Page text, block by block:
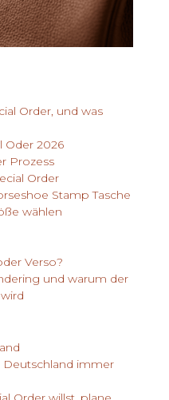
Order, und was
Oder 2026
Prozess
Order
Stamp Tasche
wählen
Verso?
und warum der
Deutschland immer